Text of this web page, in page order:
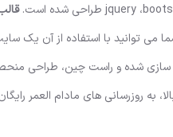
توانید با استفاده از آن یک
سازی شده و راست چین، طراحی
روزرسانی های مادام العمر